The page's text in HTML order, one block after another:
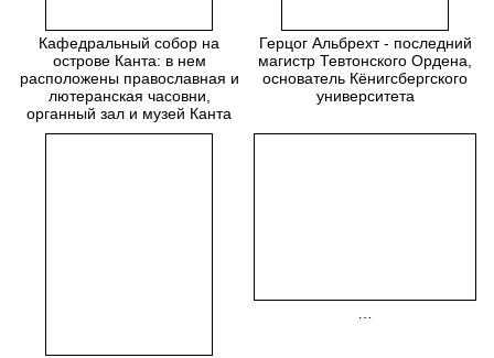
Кафедральный собор на
острове Канта: в нем
расположены православная и
лютеранская часовни,
органный зал и музей Канта
Герцог Альбрехт - последний
магистр Тевтонского Ордена,
основатель Кёнигсбергского
университета